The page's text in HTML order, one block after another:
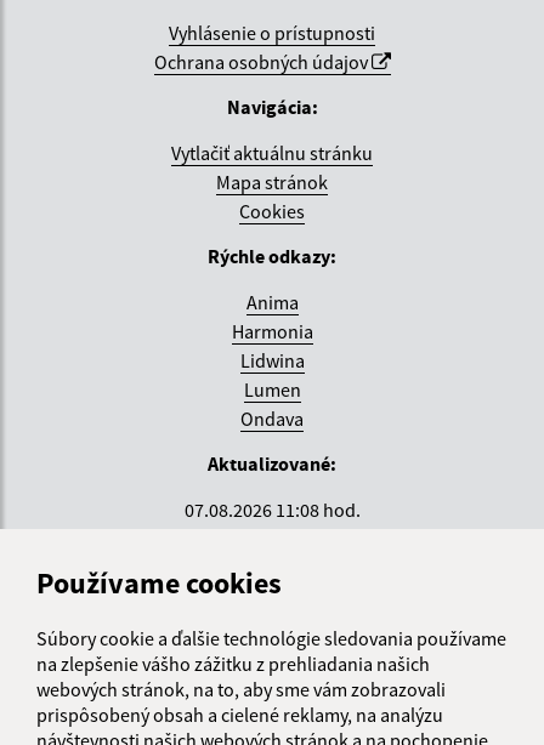
Používame cookies
Súbory cookie a ďalšie technológie sledovania používame
na zlepšenie vášho zážitku z prehliadania našich
webových stránok, na to, aby sme vám zobrazovali
prispôsobený obsah a cielené reklamy, na analýzu
návštevnosti našich webových stránok a na pochopenie
Vyhlásenie o prístupnosti
Ochrana osobných údajov
Navigácia:
Vytlačiť aktuálnu stránku
Mapa stránok
Cookies
Rýchle odkazy:
Anima
Harmonia
Lidwina
Lumen
Ondava
Aktualizované:
07.08.2026 11:08 hod.
Správca obsahu je Krajské centrum sociálnych služieb
ZEMPLÍN.
Vytvorené v súlade sJednotným dizajn manuálom
elektronických služieb.